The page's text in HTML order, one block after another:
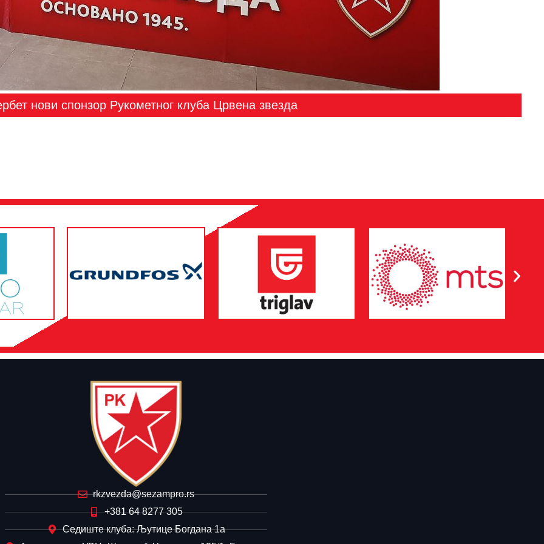
нови спонзор Рукометног клуба Црвена звезда
rkzvezda@sezampro.rs
+381 64 8277 305
Седиште клуба: Љутице Богдана 1а